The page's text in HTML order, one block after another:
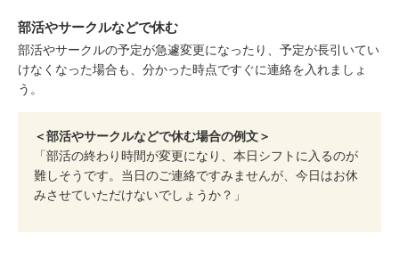
部活やサークルなどで休む
部活やサークルの予定が急遽変更になったり、予定が長引いてい
けなくなった場合も、分かった時点ですぐに連絡を入れましょ
う。
＜部活やサークルなどで休む場合の例文＞
「部活の終わり時間が変更になり、本日シフトに入るのが
難しそうです。当日のご連絡ですみませんが、今日はお休
みさせていただけないでしょうか？」